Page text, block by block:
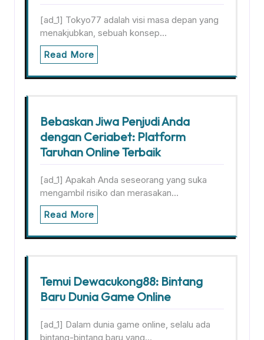
[ad_1] Tokyo77 adalah visi masa depan yang
menakjubkan, sebuah konsep…
Read More
Bebaskan Jiwa Penjudi Anda
dengan Ceriabet: Platform
Taruhan Online Terbaik
[ad_1] Apakah Anda seseorang yang suka
mengambil risiko dan merasakan…
Read More
Temui Dewacukong88: Bintang
Baru Dunia Game Online
[ad_1] Dalam dunia game online, selalu ada
bintang-bintang baru yang…